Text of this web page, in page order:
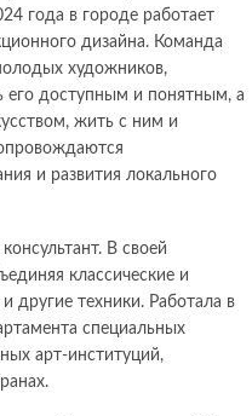
года в городе работает
дизайна. Команда
художников,
его доступным и понятным, а
жить с ним и
и развития локального
В своей
классические и
другие техники. Работала в
специальных
арт-институций,